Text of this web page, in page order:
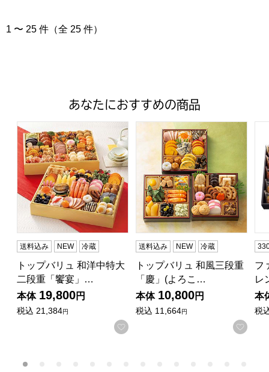
1 〜 25 件（全 25 件）
あなたにおすすめの商品
トップバリュ 和洋中特大二段重「饗宴」(きょうえん)【4
送料込み NEW 冷蔵
トップバリュ 和洋中特大
二段重「饗宴」…
本体 19,800円
税込 21,384円
お気に入りに登録する
トップバリュ 和風三段重「
送料込み NEW 冷蔵
トップバリュ 和風三段重
「慶」(よろこ…
本体 10,800円
税込 11,664円
お気
フ
レ
本
税